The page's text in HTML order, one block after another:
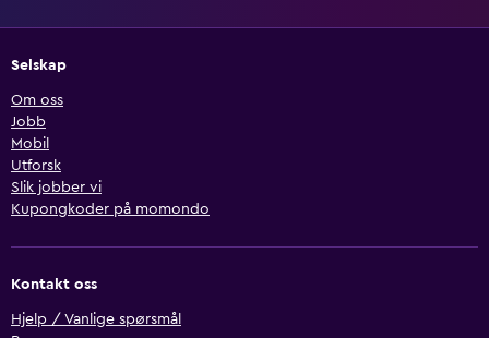
Selskap
Om oss
Jobb
Mobil
Utforsk
Slik jobber vi
Kupongkoder på momondo
Kontakt oss
Hjelp / Vanlige spørsmål